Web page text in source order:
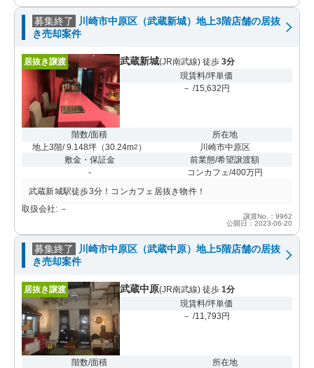
募集終了
川崎市中原区（武蔵新城）地上3階店舗の居抜
き売却案件
居抜き譲渡 武蔵新城(JR南武線) 徒歩 3分
現賃料/坪単価
－ /15,632円
階数/面積
地上3階/ 9.148坪 （30.24m2 ）
所在地
川崎市中原区
敷金・保証金
-
前業態/希望譲渡額
コンカフェ/400万円
武蔵新城駅徒歩3分！コンカフェ居抜き物件！
取扱会社: －
譲渡No.：9962
公開日：2023-06-20
募集終了
川崎市中原区（武蔵中原）地上5階店舗の居抜
き売却案件
居抜き譲渡 武蔵中原(JR南武線) 徒歩 1分
現賃料/坪単価
－ /11,793円
階数/面積
所在地